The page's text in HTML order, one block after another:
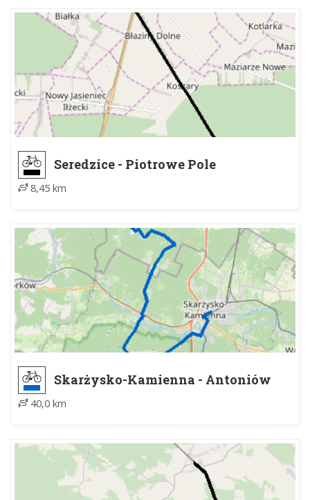
Seredzice - Piotrowe Pole
8,45 km
Skarżysko-Kamienna - Antoniów
40,0 km